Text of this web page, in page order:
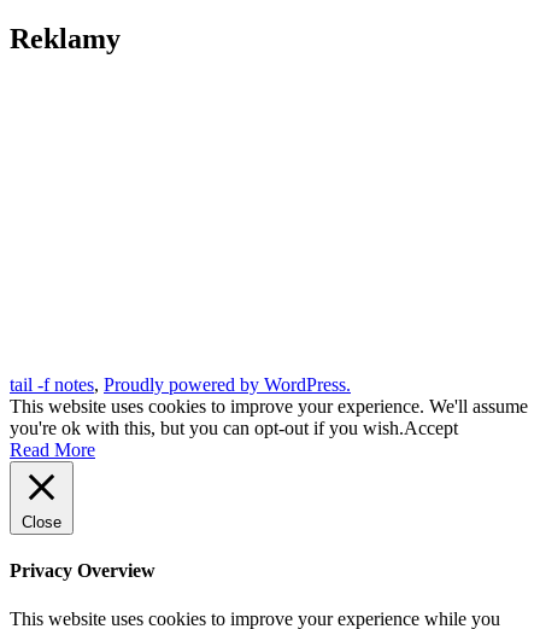
Reklamy
tail -f notes, Proudly powered by WordPress.
This website uses cookies to improve your experience. We'll assume
you're ok with this, but you can opt-out if you wish.Accept
Read More
Close
Privacy Overview
This website uses cookies to improve your experience while you